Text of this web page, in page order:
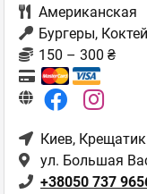
Американская
Бургеры,
150 – 300 ₴
Киев,
ул. Большая
+38050 737